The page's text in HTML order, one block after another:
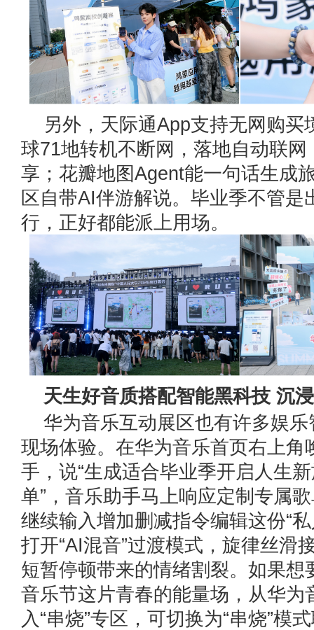
另外，天际通App支持无网购买
球71地转机不断网，落地自动联网
享；花瓣地图Agent能一句话生成
区自带AI伴游解说。毕业季不管是
行，正好都能派上用场。
天生好音质搭配智能黑科技 沉
华为音乐互动展区也有许多娱
现场体验。在华为音乐首页右上角
手，说“生成适合毕业季开启人生
单”，音乐助手马上响应定制专属
继续输入增加删减指令编辑这份“
打开“AI混音”过渡模式，旋律丝滑
短暂停顿带来的情绪割裂。如果想
音乐节这片青春的能量场，从华为
入“串烧”专区，可切换为“串烧”模